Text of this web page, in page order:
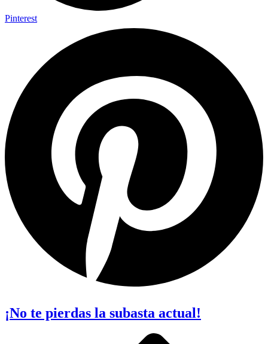
Pinterest
¡No te pierdas la subasta actual!